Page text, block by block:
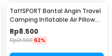
TaffSPORT Bantal Angin Travel
Camping Inflatable Air Pillow
380x240mm - BAT23
Rp8.500
Rp21.900 62%